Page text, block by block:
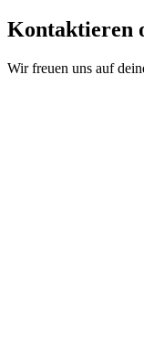
Kontaktieren
Wir freuen uns auf